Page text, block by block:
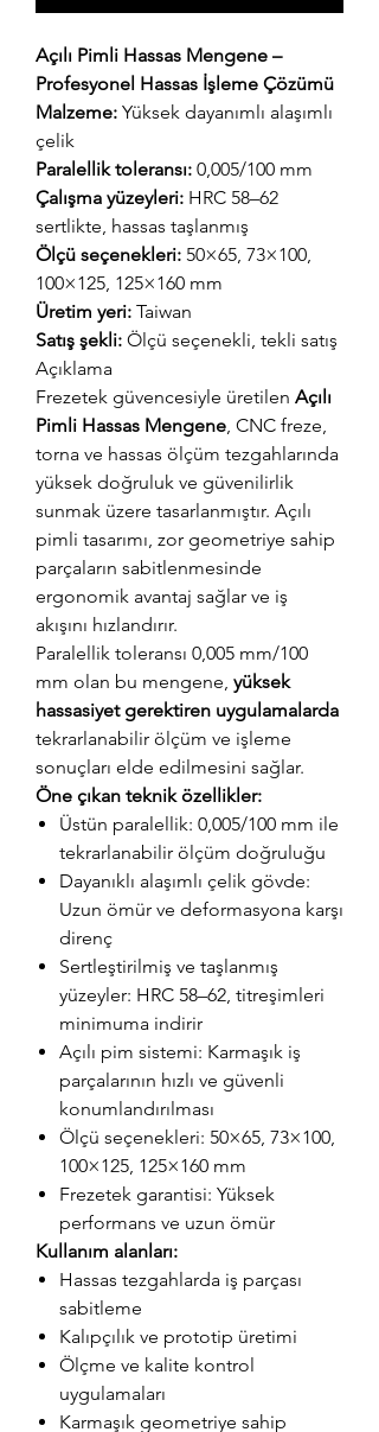
Açılı Pimli Hassas Mengene –
Profesyonel Hassas İşleme Çözümü
Malzeme: Yüksek dayanımlı alaşımlı
çelik
Paralellik toleransı: 0,005/100 mm
Çalışma yüzeyleri: HRC 58–62
sertlikte, hassas taşlanmış
Ölçü seçenekleri: 50×65, 73×100,
100×125, 125×160 mm
Üretim yeri: Taiwan
Satış şekli: Ölçü seçenekli, tekli satış
Açıklama
Frezetek güvencesiyle üretilen Açılı
Pimli Hassas Mengene , CNC freze,
torna ve hassas ölçüm tezgahlarında
yüksek doğruluk ve güvenilirlik
sunmak üzere tasarlanmıştır. Açılı
pimli tasarımı, zor geometriye sahip
parçaların sabitlenmesinde
ergonomik avantaj sağlar ve iş
akışını hızlandırır.
Paralellik toleransı 0,005 mm/100
mm olan bu mengene, yüksek
hassasiyet gerektiren uygulamalarda
tekrarlanabilir ölçüm ve işleme
sonuçları elde edilmesini sağlar.
Öne çıkan teknik özellikler:
Üstün paralellik: 0,005/100 mm ile
tekrarlanabilir ölçüm doğruluğu
Dayanıklı alaşımlı çelik gövde:
Uzun ömür ve deformasyona karşı
direnç
Sertleştirilmiş ve taşlanmış
yüzeyler: HRC 58–62, titreşimleri
minimuma indirir
Açılı pim sistemi: Karmaşık iş
parçalarının hızlı ve güvenli
konumlandırılması
Ölçü seçenekleri: 50×65, 73×100,
100×125, 125×160 mm
Frezetek garantisi: Yüksek
performans ve uzun ömür
Kullanım alanları:
Hassas tezgahlarda iş parçası
sabitleme
Kalıpçılık ve prototip üretimi
Ölçme ve kalite kontrol
uygulamaları
Karmaşık geometriye sahip